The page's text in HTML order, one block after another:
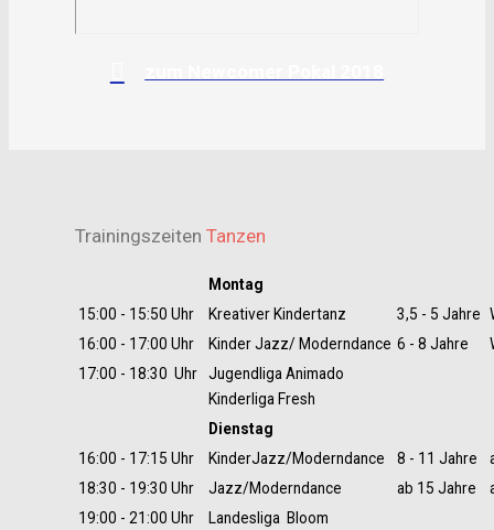
TrainingszeitenTanzen
Montag
15:00 - 15:50 Uhr
Kreativer Kindertanz 3,5 - 5 Jahre
16:00 - 17:00 Uhr
Kinder Jazz/ Moderndance 6 - 8 Jahre
17:00 - 18:30 Uhr
Jugendliga Animado
Kinderliga Fresh
Dienstag
16:00 - 17:15 Uhr
KinderJazz/Moderndance 8 - 11 Jahre
18:30 - 19:30 Uhr
Jazz/Moderndance ab 15 Jahre
19:00 - 21:00 Uhr
Landesliga Bloom